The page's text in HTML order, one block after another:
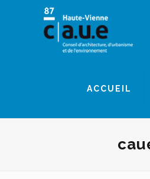
ACCUEIL
Panneau de gestion des cookies